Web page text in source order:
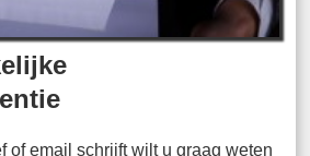
of email schrijft wilt u graag weten